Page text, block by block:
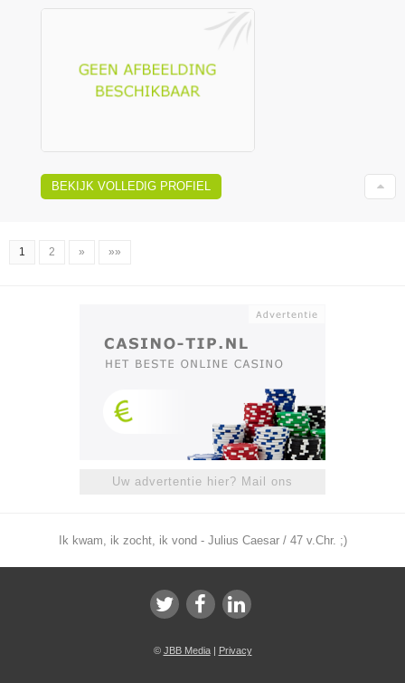
BEKIJK VOLLEDIG PROFIEL
1 2 » »»
Uw advertentie hier? Mail ons
Ik kwam, ik zocht, ik vond - Julius Caesar / 47 v.Chr. ;)
© JBB Media| Privacy